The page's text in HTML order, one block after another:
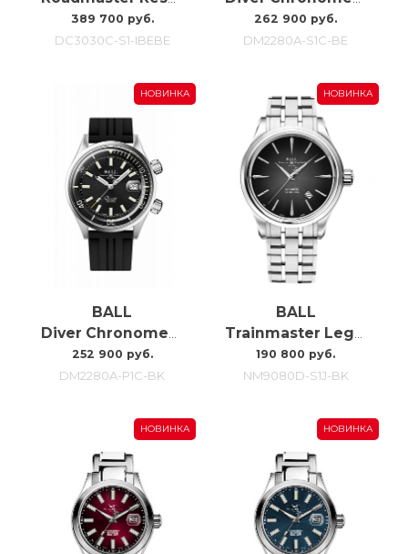
389 700 руб.
DC3030C-S1-IBEBE
262 900 руб.
DM2280A-S1C-BE
НОВИНКА
BALL
Diver Chronometer DM2280A-P1C-BK
252 900 руб.
DM2280A-P1C-BK
НОВИНКА
BALL
Trainmaster Legend NM9080D-S1J-BK
190 800 руб.
NM9080D-S1J-BK
НОВИНКА НОВИНКА